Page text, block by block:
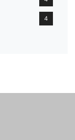
4